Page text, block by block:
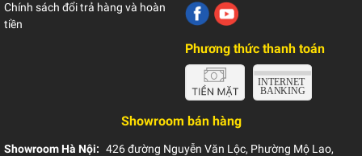
Chính sách đổi trả hàng và hoàn
tiền
Phương thức thanh toán
Showroom bán hàng
Showroom Hà Nội: 426 đường Nguyễn Văn Lộc, Phường Mộ Lao,